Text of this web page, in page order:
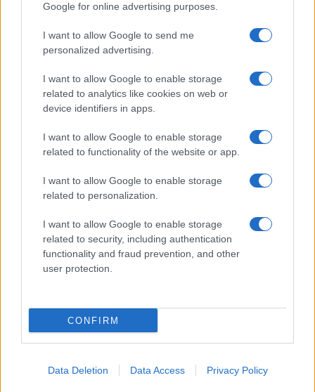
Google for online advertising purposes.
I want to allow Google to send me
personalized advertising.
I want to allow Google to enable storage
related to analytics like cookies on web or
device identifiers in apps.
I want to allow Google to enable storage
related to functionality of the website or app.
I want to allow Google to enable storage
related to personalization.
I want to allow Google to enable storage
related to security, including authentication
functionality and fraud prevention, and other
user protection.
CONFIRM
Data Deletion Data Access Privacy Policy
ARTICOLI CORRELATI
Chiara Ferragni e Fedez si lasciano: confermato dopo